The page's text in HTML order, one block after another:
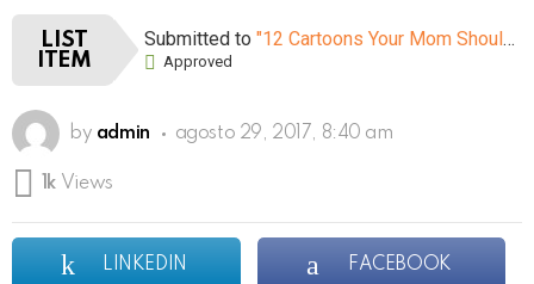
LIST
ITEM
Submitted to"12 Cartoons Your Mom Shouldn’t Let You Watch When You Were Young"
Approved
by admin agosto 29, 2017, 8:40 am
1k Views
LINKEDIN FACEBOOK